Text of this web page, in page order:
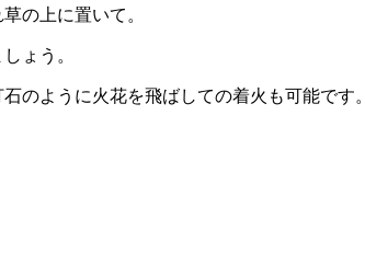
の上に置いて。
ょう。
のように火花を飛ばしての着火も可能です。